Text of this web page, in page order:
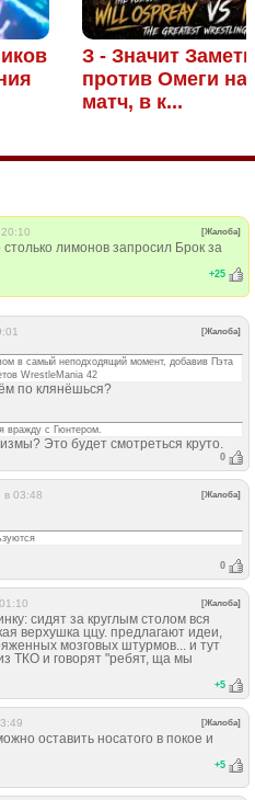
З - Значит
против Омеги на
матч, в к...
[Жалоба]
лимонов запросил Брок за
+25
[Жалоба]
в самый неподходящий момент, добавив Пэта
WrestleMania 42
по клянёшься?
вражду с Гюнтером.
Это будет смотреться круто.
0
в 03:48 [Жалоба]
0
[Жалоба]
сидят за круглым столом вся
верхушка ццу. предлагают идеи,
мозговых штурмов... и тут
ТКО и говорят "ребят, ща мы
+5
[Жалоба]
оставить носатого в покое и
+5